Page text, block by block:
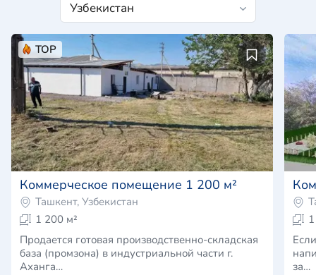
TOP
Коммерческое помещение 1 200 м²
Ташкент, Узбекистан
1 200 м²
Продается готовая производственно-складская
база (промзона) в индустриальной части г.
Аханга…
Если
за…